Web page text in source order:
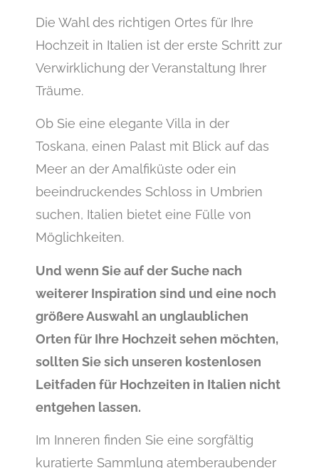
Die Wahl des richtigen Ortes für Ihre
Hochzeit in Italien ist der erste Schritt zur
Verwirklichung der Veranstaltung Ihrer
Träume.
Ob Sie eine elegante Villa in der
Toskana, einen Palast mit Blick auf das
Meer an der Amalfiküste oder ein
beeindruckendes Schloss in Umbrien
suchen, Italien bietet eine Fülle von
Möglichkeiten.
Und wenn Sie auf der Suche nach
weiterer Inspiration sind und eine noch
größere Auswahl an unglaublichen
Orten für Ihre Hochzeit sehen möchten,
sollten Sie sich unseren kostenlosen
Leitfaden für Hochzeiten in Italien nicht
entgehen lassen.
Im Inneren finden Sie eine sorgfältig
kuratierte Sammlung atemberaubender